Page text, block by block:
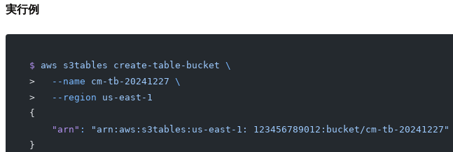
実行例
$ aws s3tables create-table-bucket \
>
--name cm-tb-20241227 \
>
--region us-east-1
{
    "arn"
:
"arn:aws:s3tables:us-east-1: 123456789012:bucket/cm-tb-20241227"
}